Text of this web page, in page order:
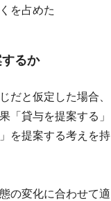
を占めた
るか
だと仮定した場合、
「貸与を提案する」
を提案する考えを持
の変化に合わせて適